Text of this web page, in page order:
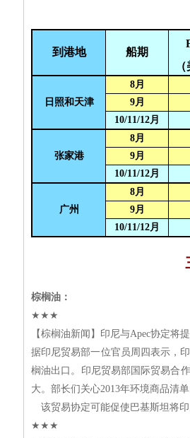
到港地 船期
日照和天津
8月
9月
10/11/12月
张家港
8月
9月
10/11/12月
广州
8月
9月
10/11/12月
棕榈油：
★★★
【棕榈油新闻】印尼与Apec协定将
据印尼贸易部一位官员周四表示，
榈油出口。印尼贸易部国际贸易合
大。部长们关心2013年环境商品清
该贸易协定可能促使巴基斯坦将
★★★